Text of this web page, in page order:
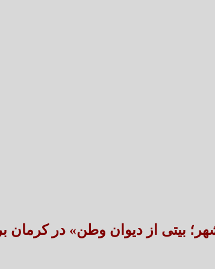
تعارض قوانین؛ مانع پنهان سنددار شدن بخش
طنین شعر عاشورایی در
بیتی از دیوان وطن» در کرمان